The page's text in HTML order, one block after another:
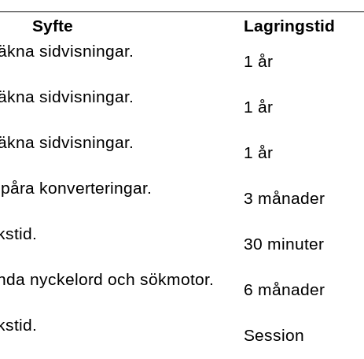
Syfte
Lagringstid
sidvisningar.
1 år
sidvisningar.
1 år
sidvisningar.
1 år
konverteringar.
3 månader
30 minuter
nyckelord och sökmotor.
6 månader
Session